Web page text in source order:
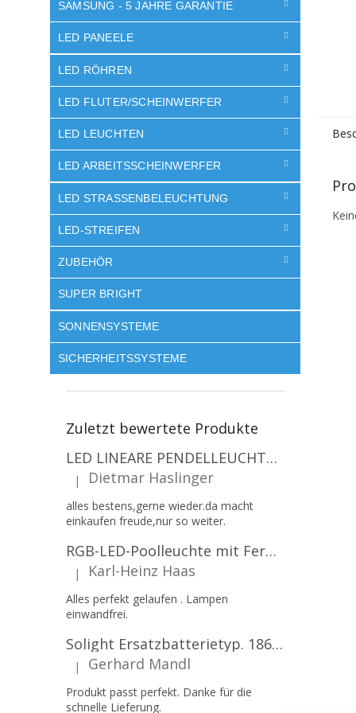
SAMSUNG - 5 JAHRE GARANTIE
LED PANEELE
LED RÖHREN
LED FLUTER/SCHEINWERFER
LED LEUCHTEN
LED ARBEITSSCHEINWERFER
LED STRASSENBELEUCHTUNG
LED-STREIFEN
ZUBEHÖR
SUPER BRIGHT
SONNENSYSTEME
SICHERHEITSSYSTEME
Zuletzt bewertete Produkte
LED LINEARE PENDELLEUCHTE EXECULINE 120CM, 30W, 3750LM, 96°, 4000K, IP20, WEISS [207806]
Die Produktbewertung beträgt 5 von 5 Sternen.
| Dietmar Haslinger
alles bestens,gerne wieder.da macht
einkaufen freude,nur so weiter.
RGB-LED-Poolleuchte mit Fernbedienung, 12W, 1260lm, PAR56, 12V, 1+1 gratis!
Die Produktbewertung beträgt 5 von 5 Sternen.
| Karl-Heinz Haas
Alles perfekt gelaufen . Lampen
einwandfrei.
Solight Ersatzbatterietyp. 18650, 3,7 V, Li-Ion, 2200 mAh [WN900]
Die Produktbewertung beträgt 5 von 5 Sternen.
| Gerhard Mandl
Produkt passt perfekt. Danke für die
schnelle Lieferung.